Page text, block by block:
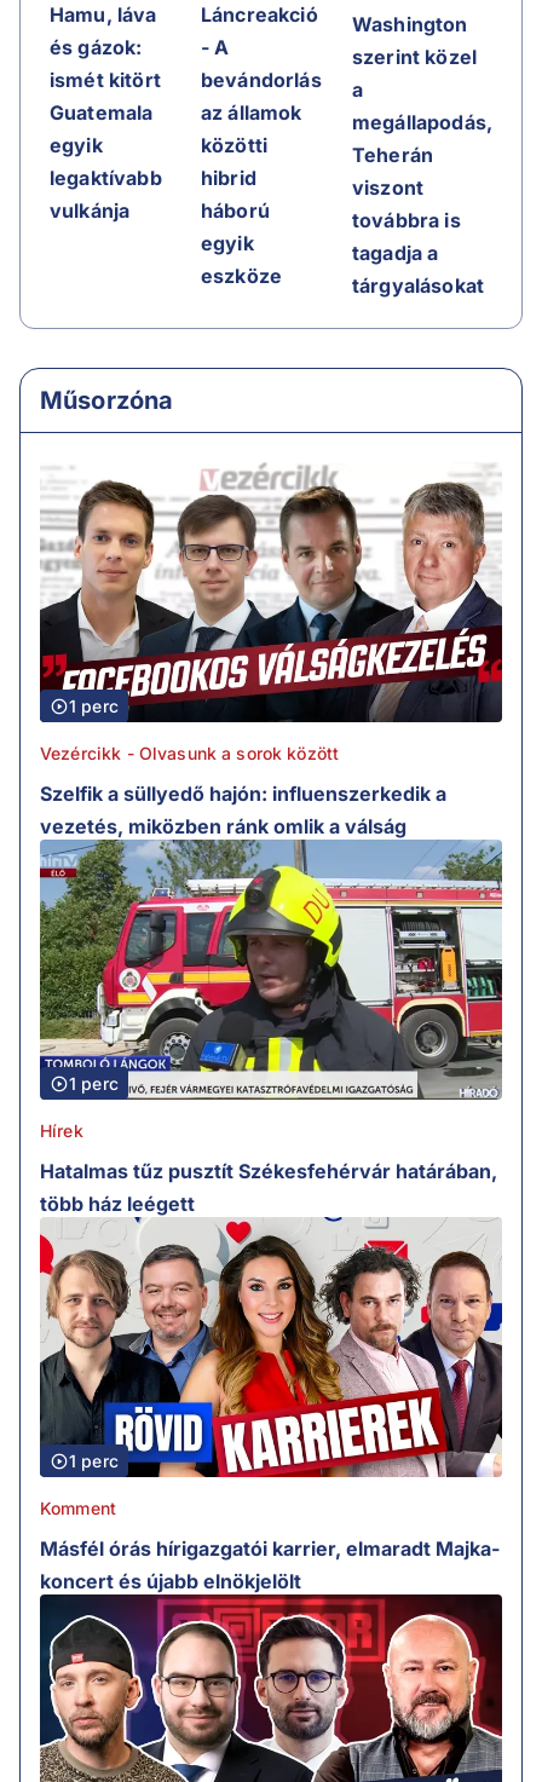
Hamu, láva
és gázok:
ismét kitört
Guatemala
egyik
legaktívabb
vulkánja
Láncreakció
- A
bevándorlás
az államok
közötti
hibrid
háború
egyik
eszköze
Washington
szerint közel
a
megállapodás,
Teherán
viszont
továbbra is
tagadja a
tárgyalásokat
Műsorzóna
1 perc
Vezércikk - Olvasunk a sorok között
Szelfik a süllyedő hajón: influenszerkedik a
vezetés, miközben ránk omlik a válság
1 perc
Hírek
Hatalmas tűz pusztít Székesfehérvár határában,
több ház leégett
1 perc
Komment
Másfél órás hírigazgatói karrier, elmaradt Majka-
koncert és újabb elnökjelölt